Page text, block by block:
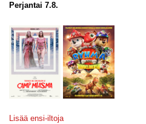
Perjantai 7.8.
Lisää ensi-iltoja